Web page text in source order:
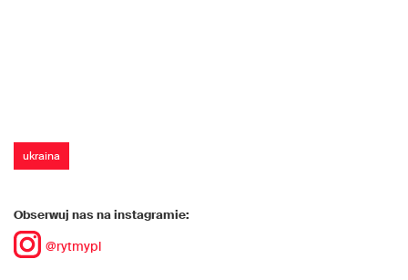
ukraina
Obserwuj nas na instagramie:
@rytmypl